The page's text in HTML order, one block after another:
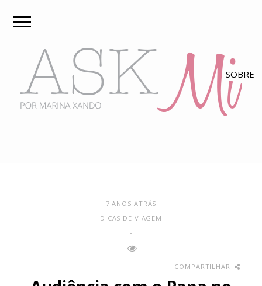
7 ANOS ATRÁS
DICAS DE VIAGEM
-
COMPARTILHAR